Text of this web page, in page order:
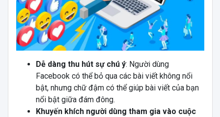
Dễ dàng thu hút sự chú ý: Người dùng
Facebook có thể bỏ qua các bài viết không nổi
bật, nhưng chữ đậm có thể giúp bài viết của bạn
nổi bật giữa đám đông.
Khuyến khích người dùng tham gia vào cuộc